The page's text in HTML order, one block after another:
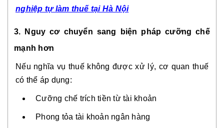
nghiệp tự làm thuế tại Hà Nội
3. Nguy cơ chuyển sang biện pháp cưỡng chế
mạnh hơn
Nếu nghĩa vụ thuế không được xử lý, cơ quan thuế
có thể áp dụng:
Cưỡng chế trích tiền từ tài khoản
Phong tỏa tài khoản ngân hàng